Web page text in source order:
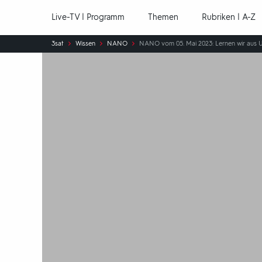
Live-TV | Programm Themen Rubriken | A-Z
Sie
sind
3sat Wissen NANO NANO vom 05. Mai 2023: Lernen wir aus